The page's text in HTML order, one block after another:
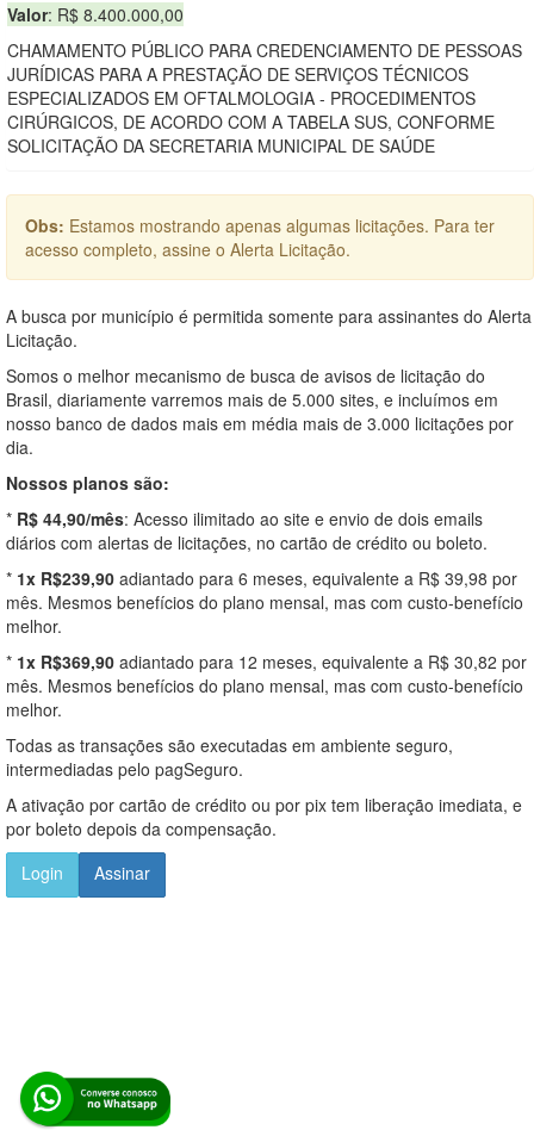
Valor: R$ 8.400.000,00
CHAMAMENTO PÚBLICO PARA CREDENCIAMENTO DE PESSOAS
JURÍDICAS PARA A PRESTAÇÃO DE SERVIÇOS TÉCNICOS
ESPECIALIZADOS EM OFTALMOLOGIA - PROCEDIMENTOS
CIRÚRGICOS, DE ACORDO COM A TABELA SUS, CONFORME
SOLICITAÇÃO DA SECRETARIA MUNICIPAL DE SAÚDE
Obs: Estamos mostrando apenas algumas licitações. Para ter
acesso completo, assine o Alerta Licitação.
A busca por município é permitida somente para assinantes do Alerta
Licitação.
Somos o melhor mecanismo de busca de avisos de licitação do
Brasil, diariamente varremos mais de 5.000 sites, e incluímos em
nosso banco de dados mais em média mais de 3.000 licitações por
dia.
Nossos planos são:
* R$ 44,90/mês: Acesso ilimitado ao site e envio de dois emails
diários com alertas de licitações, no cartão de crédito ou boleto.
* 1x R$239,90 adiantado para 6 meses, equivalente a R$ 39,98 por
mês. Mesmos benefícios do plano mensal, mas com custo-benefício
melhor.
* 1x R$369,90 adiantado para 12 meses, equivalente a R$ 30,82 por
mês. Mesmos benefícios do plano mensal, mas com custo-benefício
melhor.
Todas as transações são executadas em ambiente seguro,
intermediadas pelo pagSeguro.
A ativação por cartão de crédito ou por pix tem liberação imediata, e
por boleto depois da compensação.
Login
Assinar